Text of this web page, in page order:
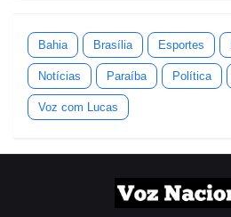
Bahia Brasília Esportes
Notícias Paraíba Política
Voz com Lucas